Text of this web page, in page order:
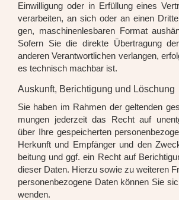
Ein­wil­li­gung oder in Erfül­lung eines
ver­ar­bei­ten, an sich oder an einen
gen, maschi­nen­les­ba­ren For­mat
Sofern Sie die direk­te Über­tra­gung
ande­ren Ver­ant­wort­li­chen ver­lan­gen,
es tech­nisch mach­bar ist.
Auskunft, Berichtigung und Löschung
Sie haben im Rah­men der gel­ten­den
mun­gen jeder­zeit das Recht auf
über Ihre gespei­cher­ten
Her­kunft und Emp­fän­ger und den
bei­tung und ggf. ein Recht auf
die­ser Daten. Hier­zu sowie zu wei­te­ren
per­so­nen­be­zo­ge­ne Daten kön­nen Sie
wen­den.